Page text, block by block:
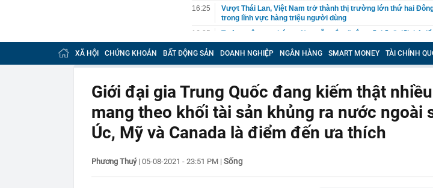
16:25
Vượt Thái Lan, Việt Nam trở thành thị trường lớn thứ hai
trong lĩnh vực hàng triệu người dùng
16:25
Tưởng vô vọng, hóa ra Nga vẫn nắm "nắm yết hầu" đối thủ để
ngược tình thế bất kỳ lúc nào, chỉ là chưa muốn
Mỹ đánh giá loại rau lọt top “tốt bậc nhất thế giới”, người Việt
tục mà không hay biết
Mốc quan trọng 06/8/2026: Cùng với BIDV và Weixin Pay,
hoàn thiện kết nối thanh toán xuyên biên giới với thị trường
dân
16:11
Người mẹ sát hại con để trục lợi hơn 4 tỷ đồng tiền bảo hiểm
chung thân
nộp phạt nguội theo Nghị định 168
XÃ HỘI CHỨNG KHOÁN BẤT ĐỘNG SẢN DOANH NGHIỆP NGÂN HÀNG SMART MONEY TÀI CHÍNH
Giới đại gia Trung Quốc đang kiếm thật
mang theo khối tài sản khủng ra nước ngoài
Úc, Mỹ và Canada là điểm đến ưa thích
Phương Thuý| 05-08-2021 - 23:51 PM | Sống